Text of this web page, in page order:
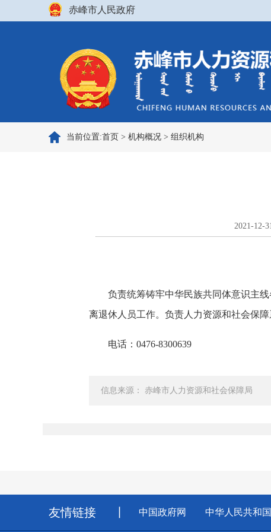
赤峰市人民政府
当前位置:首页 > 机构概况 > 组织机构
2021-12-
负责统筹铸牢中华民族共同体意识主线
离退休人员工作。负责人力资源和社会保
电话：0476-8300639
信息来源： 赤峰市人力资源和社会保障局
友情链接 中国政府网 中华人民共和